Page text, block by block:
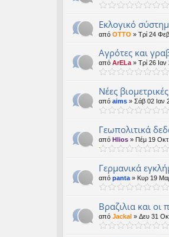
Εκλογικό
από OTTO » Τρί 24
Αγρότες και
από ArELa » Τρί 26
Νέες
από aims » Σάβ 02 Ιαν
Γεωπολιτικά
από Hlios » Πέμ 19
Γερμανικά
από panta » Κυρ 19
Βραζιλια και οι
από Jackal » Δευ 31